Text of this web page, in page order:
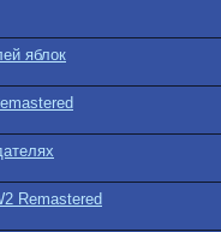
яблок
Remastered